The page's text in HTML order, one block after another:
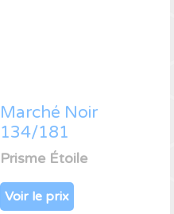
Marché Noir
134/181
Prisme Étoile
Voir le prix